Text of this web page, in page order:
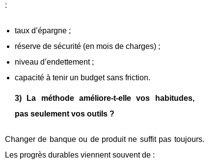
:
taux d’épargne ;
réserve de sécurité (en mois de charges) ;
niveau d’endettement ;
capacité à tenir un budget sans friction.
3) La méthode améliore-t-elle vos habitudes,
pas seulement vos outils ?
Changer de banque ou de produit ne suffit pas toujours.
Les progrès durables viennent souvent de :